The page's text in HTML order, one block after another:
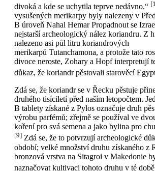
divoká a kde se uchytila teprve nedávno.“
vysušených merikarpy byly nalezeny v
B úroveň Nahal Hemar Propadnout se
nejstarší archeologický nález koriandru. Z
nalezeno asi půl litru koriandrových
merikarpů Tutanchamona, a protože tato
divoce neroste, Zohary a Hopf interpretují
důkaz, že koriandr pěstovali starověcí
Zdá se, že koriandr se v Řecku pěstuje
druhého tisíciletí před naším letopočtem.
B tablety získané z Pylos označuje druh
výrobu parfémů; zřejmě se používal ve
koření pro svá semena a jako bylina pro
[9] Zdá se, že to potvrzují archeologické
období; velké množství druhu získaného z
bronzová vrstva na Sitagroi v Makedonie
naznačovat kultivaci tohoto druhu v té